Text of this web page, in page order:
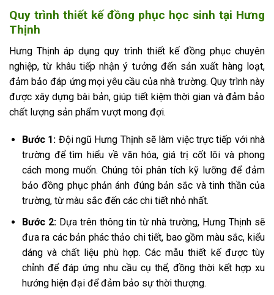
Quy trình thiết kế đồng phục học sinh tại Hưng
Thịnh
Hưng Thịnh áp dụng quy trình thiết kế đồng phục chuyên
nghiệp, từ khâu tiếp nhận ý tưởng đến sản xuất hàng loạt,
đảm bảo đáp ứng mọi yêu cầu của nhà trường. Quy trình này
được xây dựng bài bản, giúp tiết kiệm thời gian và đảm bảo
chất lượng sản phẩm vượt mong đợi.
Bước 1: Đội ngũ Hưng Thịnh sẽ làm việc trực tiếp với nhà
trường để tìm hiểu về văn hóa, giá trị cốt lõi và phong
cách mong muốn. Chúng tôi phân tích kỹ lưỡng để đảm
bảo đồng phục phản ánh đúng bản sắc và tinh thần của
trường, từ màu sắc đến các chi tiết nhỏ nhất.
Bước 2: Dựa trên thông tin từ nhà trường, Hưng Thịnh sẽ
đưa ra các bản phác thảo chi tiết, bao gồm màu sắc, kiểu
dáng và chất liệu phù hợp. Các mẫu thiết kế được tùy
chỉnh để đáp ứng nhu cầu cụ thể, đồng thời kết hợp xu
hướng hiện đại để đảm bảo sự thời thượng.